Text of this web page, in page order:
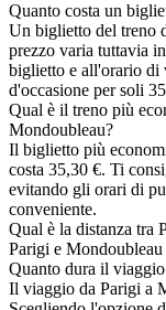
Quanto costa un
Un biglietto del treno
prezzo varia tuttavia
biglietto e all'orario di
d'occasione per soli
Qual è il treno più
Mondoubleau?
Il biglietto più
costa 35,30 €. Ti
evitando gli orari di
conveniente.
Qual è la distanza tra
Parigi e
Quanto dura il
Il viaggio da Parigi a